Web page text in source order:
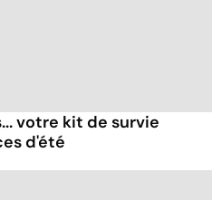
votre kit de survie
d'été